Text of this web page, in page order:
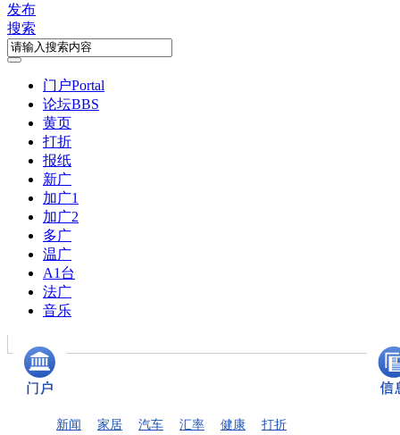
发布
搜索
门户Portal
论坛BBS
黄页
打折
报纸
新广
加广1
加广2
多广
温广
A1台
法广
音乐
新闻 家居 汽车 汇率 健康
打折